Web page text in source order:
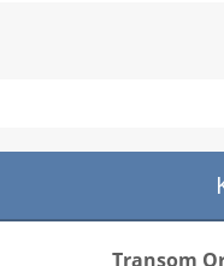
Transom